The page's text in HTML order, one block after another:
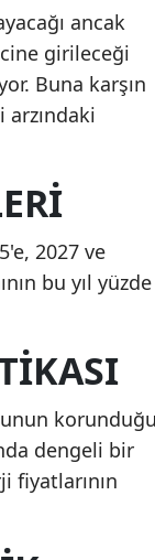
ancak
girileceği
Buna karşın
2027 ve
bu yıl yüzde
dengeli bir
fiyatlarının